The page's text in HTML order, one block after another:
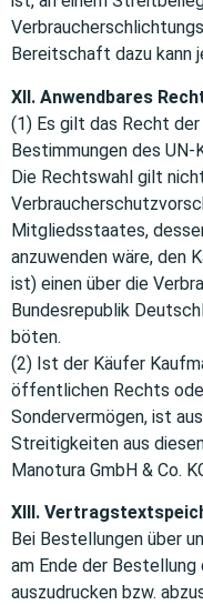
Bereitschaft dazu kann
XII. Anwendbares
(1) Es gilt das Recht
Bestimmungen des
Die Rechtswahl gilt
Mitgliedsstaates,
anzuwenden wäre, den
ist) einen über die
Bundesrepublik
böten.
(2) Ist der Käufer
öffentlichen Rechts
Sondervermögen, ist
Streitigkeiten aus
Manotura GmbH & Co.
XIII.
Bei Bestellungen über
am Ende der
auszudrucken bzw.